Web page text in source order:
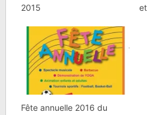
2015
Fête annuelle 2016 du